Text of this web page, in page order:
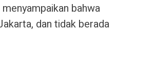
bahwa
dan tidak berada